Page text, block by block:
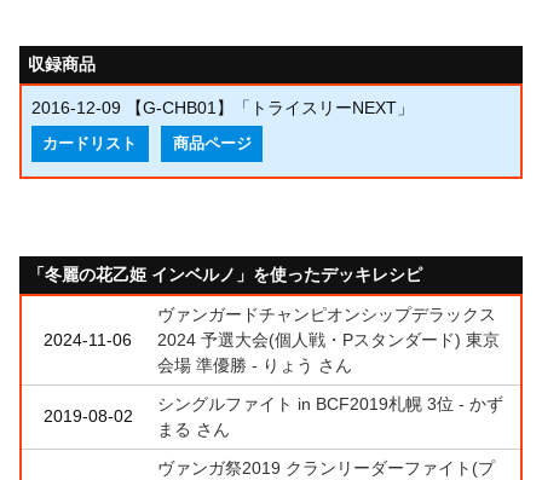
収録商品
2016-12-09 【G-CHB01】「トライスリーNEXT」
カードリスト 商品ページ
「冬麗の花乙姫 インベルノ」を使ったデッキレシピ
2024-11-06
ヴァンガードチャンピオンシップデラックス
2024 予選大会(個人戦・Pスタンダード) 東京
会場 準優勝 - りょう さん
2019-08-02
シングルファイト in BCF2019札幌 3位 - かず
まる さん
ヴァンガ祭2019 クランリーダーファイト(プ